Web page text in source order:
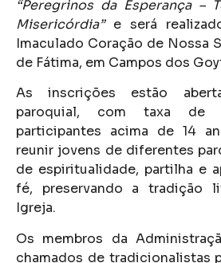
“Peregrinos da Esperança –
Misericórdia”e será
Imaculado Coração de Nossa
de Fátima, em Campos dos
As inscrições estão
paroquial, com taxa de
participantes acima de 14
reunir jovens de diferentes
de espiritualidade, partilha e
fé, preservando a tradição
Igreja.
Os membros da
chamados de tradicionalistas